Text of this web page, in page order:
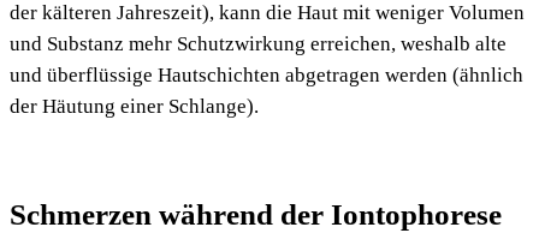
der kälteren Jahreszeit), kann die Haut mit weniger Volumen
und Substanz mehr Schutzwirkung erreichen, weshalb alte
und überflüssige Hautschichten abgetragen werden (ähnlich
der Häutung einer Schlange).
Schmerzen während der Iontophorese